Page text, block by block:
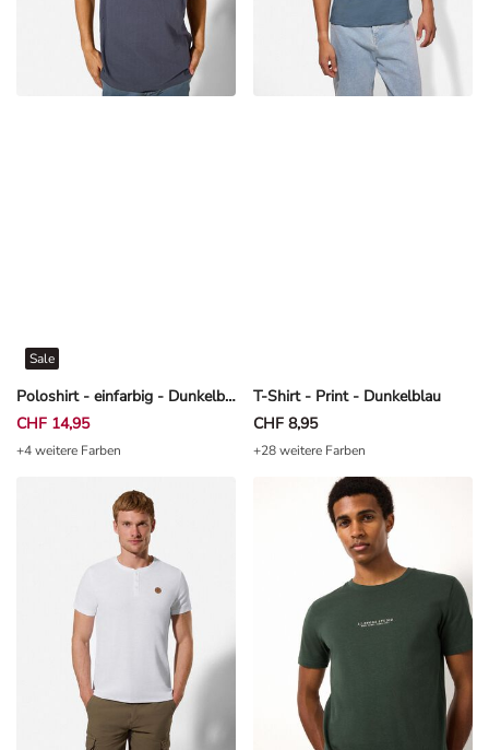
Poloshirt - einfarbig - Dunkelblau
Sale
CHF 14,95
+4 weitere Farben
T-Shirt - Print - Dunkelblau
CHF 8,95
+28 weitere Farben